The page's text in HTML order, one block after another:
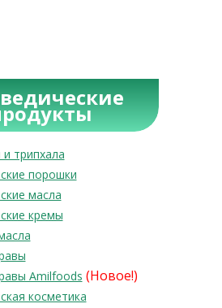
трипхала
порошки
масла
кремы
Amilfoods (Новое!)
косметика